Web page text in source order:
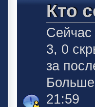
Кто
3, 0
за
Больше
21:59